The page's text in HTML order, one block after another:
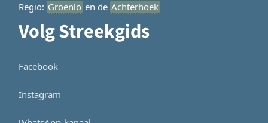
Regio: Groenlo en de Achterhoek
Volg Streekgids
Facebook
Instagram